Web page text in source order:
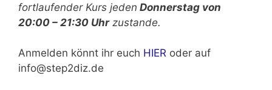
fortlaufender Kurs jeden Donnerstag von
20:00 – 21:30 Uhrzustande.
Anmelden könnt ihr euch HIER oder auf
info@step2diz.de